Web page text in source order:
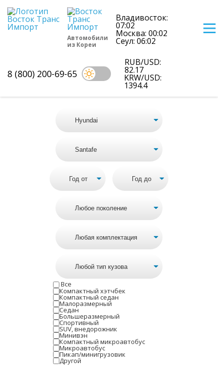
Автомобили
из Кореи
Владивосток:
07:02
Москва: 00:02
Сеул: 06:02
RUB/USD:
82.17
KRW/USD:
1394.4
8 (800) 200-69-65
Цены на Hyundai Santafe из Кореи
Подбор Корейского автомобиля
Все
Компактный хэтчбек
Компактный седан
Малоразмерный
Седан
Большеразмерный
Спортивный
SUV, внедорожник
Минивэн
Компактный микроавтобус
Микроавтобус
Пикап/минигрузовик
Другой